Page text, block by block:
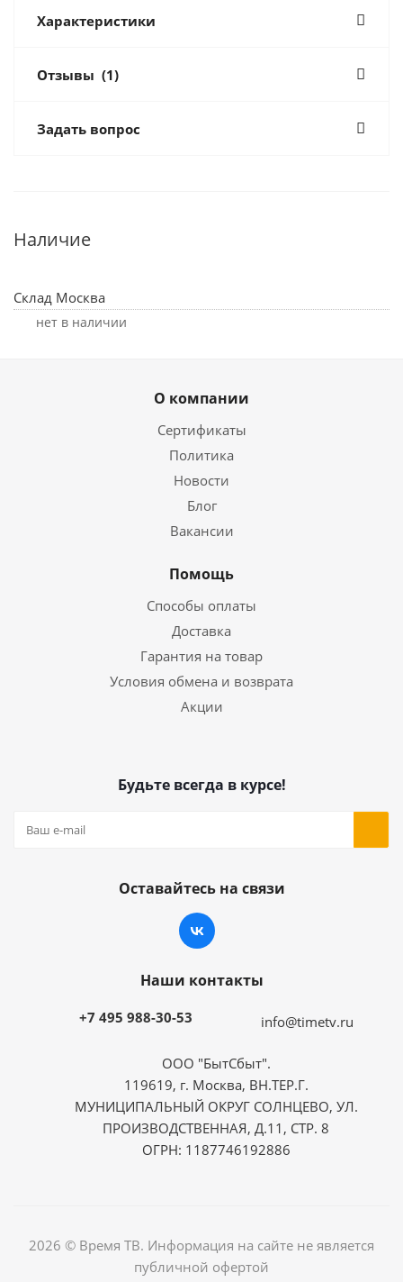
Характеристики
Отзывы (1)
Задать вопрос
Наличие
Склад Москва
Нет в наличии
О компании
Сертификаты
Политика
Новости
Блог
Вакансии
Помощь
Способы оплаты
Доставка
Гарантия на товар
Условия обмена и возврата
Акции
Будьте всегда в курсе!
Оставайтесь на связи
Наши контакты
+7 495 988-30-53 info@timetv.ru
ООО "БытСбыт".
119619, г. Москва, ВН.ТЕР.Г.
МУНИЦИПАЛЬНЫЙ ОКРУГ СОЛНЦЕВО, УЛ.
ПРОИЗВОДСТВЕННАЯ, Д.11, СТР. 8
ОГРН: 1187746192886
2026 © Время ТВ. Информация на сайте не является
публичной офертой